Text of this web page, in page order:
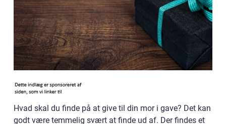
Hvad skal du finde på at give til din mor i gave? Det kan
godt være temmelig svært at finde ud af. Der findes et